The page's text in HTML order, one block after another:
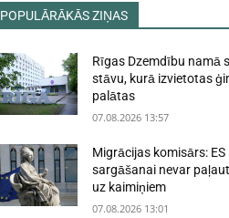
POPULĀRĀKĀS ZIŅAS
Rīgas Dzemdību namā
stāvu, kurā izvietotas
palātas
07.08.2026 13:57
Migrācijas komisārs: ES
sargāšanai nevar
uz kaimiņiem
07.08.2026 13:01